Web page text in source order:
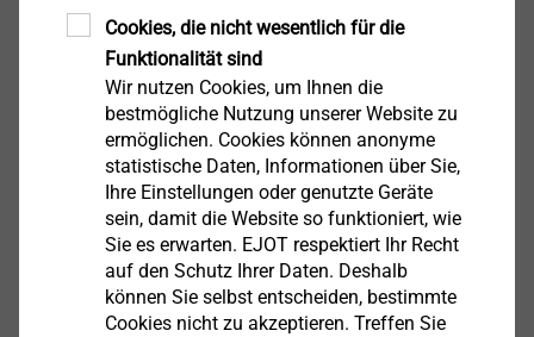
Optik, Mikroindustrie
Anzeigen
Pneumatik, Hydraulik,
Pumpen, Motoren
Anzeigen
Cookies, die nicht wesentlich für die
Funktionalität sind
Wir nutzen Cookies, um Ihnen die
bestmögliche Nutzung unserer Website zu
ermöglichen. Cookies können anonyme
statistische Daten, Informationen über Sie,
Ihre Einstellungen oder genutzte Geräte
sein, damit die Website so funktioniert, wie
Sie es erwarten. EJOT respektiert Ihr Recht
auf den Schutz Ihrer Daten. Deshalb
können Sie selbst entscheiden, bestimmte
Cookies nicht zu akzeptieren. Treffen Sie